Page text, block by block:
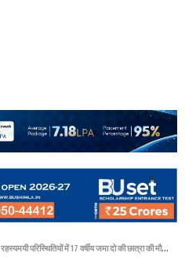
रहस्यमयी परिस्थितियों में 17 वर्षीय जमा दो की छात्रा की मौत,मामला दर्ज